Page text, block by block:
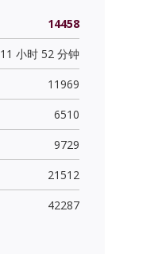
14458
11 小时 52 分钟
11969
6510
9729
21512
42287